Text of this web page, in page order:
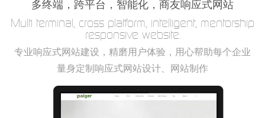
多终端，跨平台，智能化，商友响应式网站
Multi terminal, cross platform, intelligent, mentorship
responsive website.
专业响应式网站建设，精磨用户体验，用心帮助每个企业
量身定制响应式网站设计、网站制作